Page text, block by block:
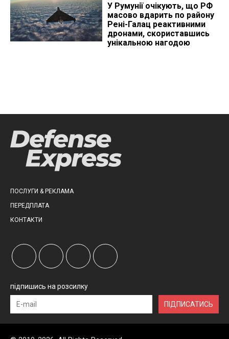
У Румунії очікують, що РФ
масово вдарить по району
Рені-Галац реактивними
дронами, скориставшись
унікальною нагодою
ПОСЛУГИ & РЕКЛАМА
ПЕРЕДПЛАТА
КОНТАКТИ
підпишись на розсилку
ПІДПИСАТИСЬ